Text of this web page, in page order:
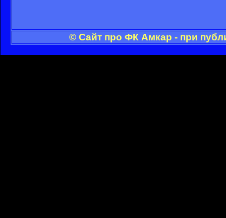
© Сайт про ФК Амкар - при